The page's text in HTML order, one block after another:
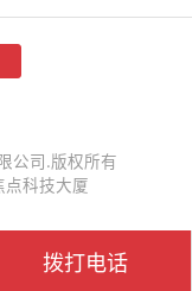
拨打电话
公司.版权所有
点科技大厦